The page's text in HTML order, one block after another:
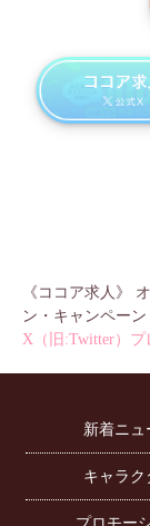
《ココア求人》
ン・キャンペーン
X（旧:Twitter）プ
新着ニュ
キャラク